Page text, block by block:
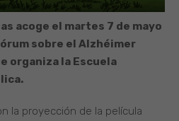
acoge el martes 7 de mayo
sobre el Alzhéimer
organiza la Escuela
la proyección de la película